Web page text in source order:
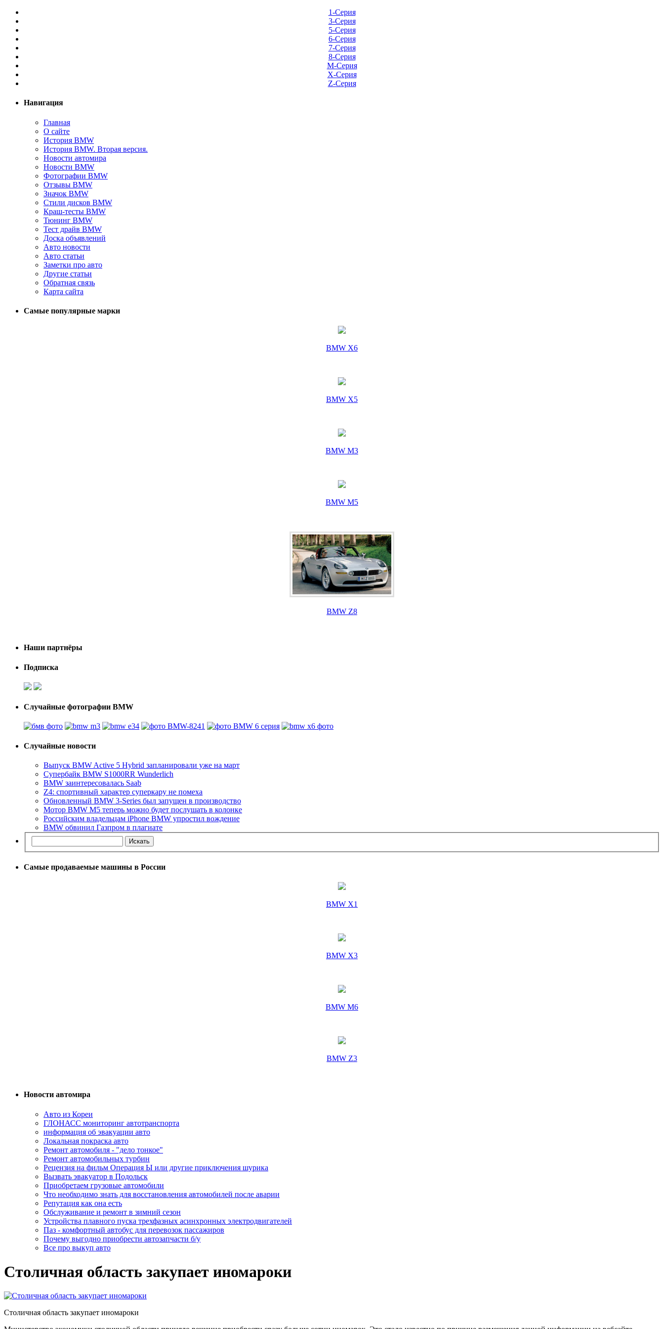
1-Серия
3-Серия
5-Серия
6-Серия
7-Серия
8-Серия
M-Серия
X-Серия
Z-Серия
Навигация
Главная
О сайте
История BMW
История BMW. Вторая версия.
Новости автомира
Новости BMW
Фотографии BMW
Отзывы BMW
Значок BMW
Стили дисков BMW
Краш-тесты BMW
Тюнинг BMW
Тест драйв BMW
Доска объявлений
Авто новости
Авто статьи
Заметки про авто
Другие статьи
Обратная связь
Карта сайта
Самые популярные марки
BMW X6
BMW X5
BMW M3
BMW M5
BMW Z8
Наши партнёры
Подписка
Случайные фотографии BMW
Случайные новости
Выпуск BMW Active 5 Hybrid запланировали уже на март
Супербайк BMW S1000RR Wunderlich
BMW заинтересовалась Saab
Z4: спортивный характер суперкару не помеха
Обновленный BMW 3-Series был запущен в производство
Мотор BMW M5 теперь можно будет послушать в колонке
Российским владельцам iPhone BMW упростил вождение
BMW обвинил Газпром в плагиате
Самые продаваемые машины в России
BMW X1
BMW X3
BMW M6
BMW Z3
Новости автомира
Авто из Кореи
ГЛОНАСС мониторинг автотранспорта
информация об эвакуации авто
Локальная покраска авто
Ремонт автомобиля - "дело тонкое"
Ремонт автомобильных турбин
Рецензия на фильм Операция Ы или другие приключения шурика
Вызвать эвакуатор в Подольск
Приобретаем грузовые автомобили
Что необходимо знать для восстановления автомобилей после аварии
Репутация как она есть
Обслуживание и ремонт в зимний сезон
Устройства плавного пуска трехфазных асинхронных электродвигателей
Паз - комфортный автобус для перевозок пассажиров
Почему выгодно приобрести автозапчасти б/у
Все про выкуп авто
Столичная область закупает иномароки
Столичная область закупает иномароки